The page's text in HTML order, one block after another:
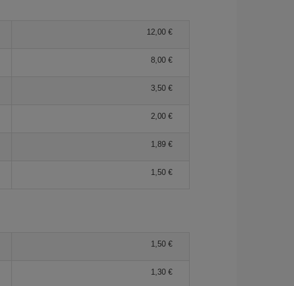
12,00 €
8,00 €
3,50 €
2,00 €
1,89 €
1,50 €
1,50 €
1,30 €